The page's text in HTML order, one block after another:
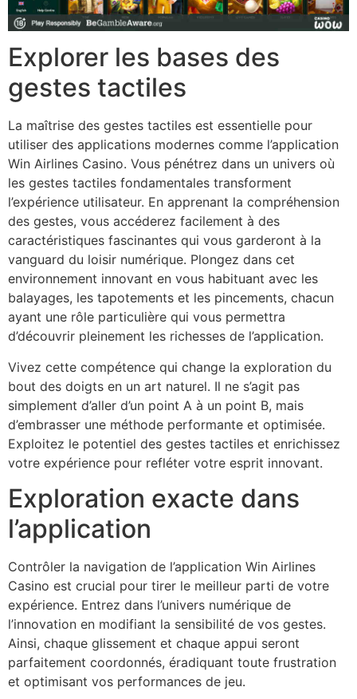
Explorer les bases des
gestes tactiles
La maîtrise des gestes tactiles est essentielle pour
utiliser des applications modernes comme l’application
Win Airlines Casino. Vous pénétrez dans un univers où
les gestes tactiles fondamentales transforment
l’expérience utilisateur. En apprenant la compréhension
des gestes, vous accéderez facilement à des
caractéristiques fascinantes qui vous garderont à la
vanguard du loisir numérique. Plongez dans cet
environnement innovant en vous habituant avec les
balayages, les tapotements et les pincements, chacun
ayant une rôle particulière qui vous permettra
d’découvrir pleinement les richesses de l’application.
Vivez cette compétence qui change la exploration du
bout des doigts en un art naturel. Il ne s’agit pas
simplement d’aller d’un point A à un point B, mais
d’embrasser une méthode performante et optimisée.
Exploitez le potentiel des gestes tactiles et enrichissez
votre expérience pour refléter votre esprit innovant.
Exploration exacte dans
l’application
Contrôler la navigation de l’application Win Airlines
Casino est crucial pour tirer le meilleur parti de votre
expérience. Entrez dans l’univers numérique de
l’innovation en modifiant la sensibilité de vos gestes.
Ainsi, chaque glissement et chaque appui seront
parfaitement coordonnés, éradiquant toute frustration
et optimisant vos performances de jeu.